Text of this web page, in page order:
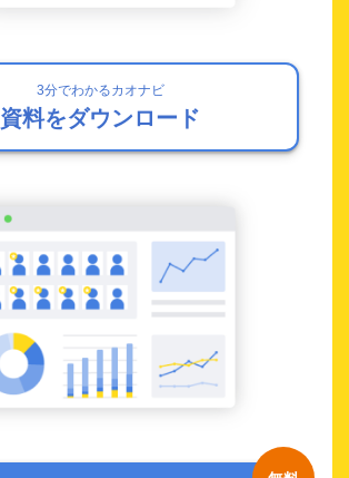
3分でわかるカオナビ
資料をダウンロード